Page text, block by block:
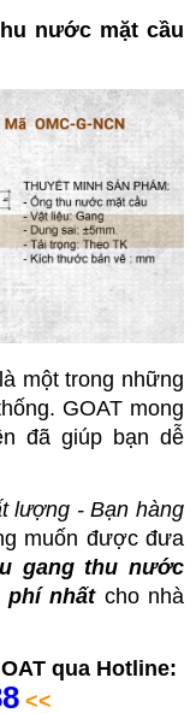
nước mặt cầu
là một trong những
GOAT mong
đã giúp bạn dễ
lượng - Bạn hàng
muốn được đưa
gang thu nước
phí nhất cho nhà
qua Hotline:
<<